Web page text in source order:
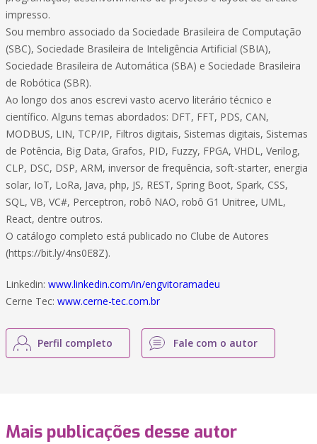
impresso.
Sou membro associado da Sociedade Brasileira de Computação
(SBC), Sociedade Brasileira de Inteligência Artificial (SBIA),
Sociedade Brasileira de Automática (SBA) e Sociedade Brasileira
de Robótica (SBR).
Ao longo dos anos escrevi vasto acervo literário técnico e
científico. Alguns temas abordados: DFT, FFT, PDS, CAN,
MODBUS, LIN, TCP/IP, Filtros digitais, Sistemas digitais, Sistemas
de Potência, Big Data, Grafos, PID, Fuzzy, FPGA, VHDL, Verilog,
CLP, DSC, DSP, ARM, inversor de frequência, soft-starter, energia
solar, IoT, LoRa, Java, php, JS, REST, Spring Boot, Spark, CSS,
SQL, VB, VC#, Perceptron, robô NAO, robô G1 Unitree, UML,
React, dentre outros.
O catálogo completo está publicado no Clube de Autores
(https://bit.ly/4ns0E8Z).
Linkedin: www.linkedin.com/in/engvitoramadeu
Cerne Tec: www.cerne-tec.com.br
Perfil completo Fale com o autor
Mais publicações desse autor